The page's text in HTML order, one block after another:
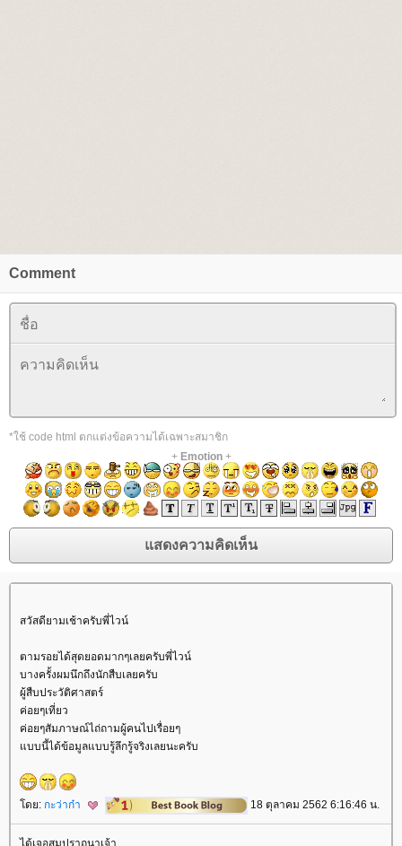
Comment
*ใช้ code html ตกแต่งข้อความได้เฉพาะสมาชิก
+ Emotion+
สวัสดียามเช้าครับพี่ไวน์
ตามรอยได้สุดยอดมากๆเลยครับพี่ไวน์
บางครั้งผมนึกถึงนักสืบเลยครับ
ผู้สืบประวัติศาสตร์
ค่อยๆเที่ยว
ค่อยๆสัมภาษณ์ไถ่ถามผู้คนไปเรื่อยๆ
บบนี้ได้ข้อมูลแบบรู้ลึกรู้จริงเลยนะครับ
ดย: กะว่าก๋า 18 ตุลาคม 2562 6:16:46 น.